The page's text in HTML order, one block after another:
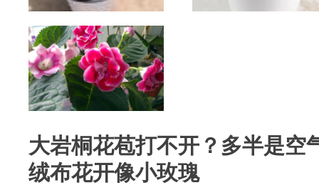
大岩桐花苞打不开？多半是空
绒布花开像小玫瑰